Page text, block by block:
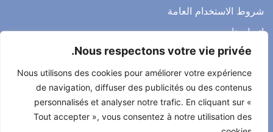
Nous respectons votre vie privée.
Nous utilisons des cookies pour améliorer votre expérience
de navigation, diffuser des publicités ou des contenus
personnalisés et analyser notre trafic. En cliquant sur «
Tout accepter », vous consentez à notre utilisation des
شروط الاستخدام العامة
اتصل بنا
جميع الحقوق محفوظة لصحتي حياتي 2022
طور من طرف
Alcomnet